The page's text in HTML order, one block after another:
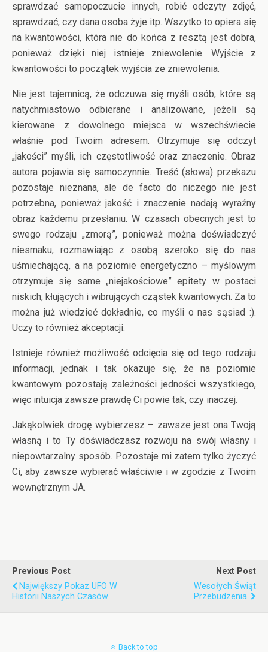
sprawdzać samopoczucie innych, robić odczyty zdjęć,
sprawdzać, czy dana osoba żyje itp. Wszytko to opiera się
na kwantowości, która nie do końca z resztą jest dobra,
ponieważ dzięki niej istnieje zniewolenie. Wyjście z
kwantowości to początek wyjścia ze zniewolenia.
Nie jest tajemnicą, że odczuwa się myśli osób, które są
natychmiastowo odbierane i analizowane, jeżeli są
kierowane z dowolnego miejsca w wszechświecie
właśnie pod Twoim adresem. Otrzymuje się odczyt
„jakości” myśli, ich częstotliwość oraz znaczenie. Obraz
autora pojawia się samoczynnie. Treść (słowa) przekazu
pozostaje nieznana, ale de facto do niczego nie jest
potrzebna, ponieważ jakość i znaczenie nadają wyraźny
obraz każdemu przesłaniu. W czasach obecnych jest to
swego rodzaju „zmorą”, ponieważ można doświadczyć
niesmaku, rozmawiając z osobą szeroko się do nas
uśmiechającą, a na poziomie energetyczno – myślowym
otrzymuje się same „niejakościowe” epitety w postaci
niskich, kłujących i wibrujących cząstek kwantowych. Za to
można już wiedzieć dokładnie, co myśli o nas sąsiad :).
Uczy to również akceptacji.
Istnieje również możliwość odcięcia się od tego rodzaju
informacji, jednak i tak okazuje się, że na poziomie
kwantowym pozostają zależności jedności wszystkiego,
więc intuicja zawsze prawdę Ci powie tak, czy inaczej.
Jakąkolwiek drogę wybierzesz – zawsze jest ona Twoją
własną i to Ty doświadczasz rozwoju na swój własny i
niepowtarzalny sposób. Pozostaje mi zatem tylko życzyć
Ci, aby zawsze wybierać właściwie i w zgodzie z Twoim
wewnętrznym JA.
Previous Post
Największy Pokaz UFO W
Historii Naszych Czasów
Next Post
Wesołych Świąt
Przebudzenia.
Back to top